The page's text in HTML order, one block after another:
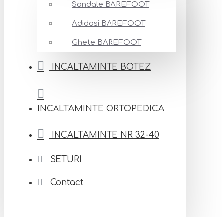
Sandale BAREFOOT
Adidasi BAREFOOT
Ghete BAREFOOT
INCALTAMINTE BOTEZ
INCALTAMINTE ORTOPEDICA
INCALTAMINTE NR 32-40
SETURI
Contact